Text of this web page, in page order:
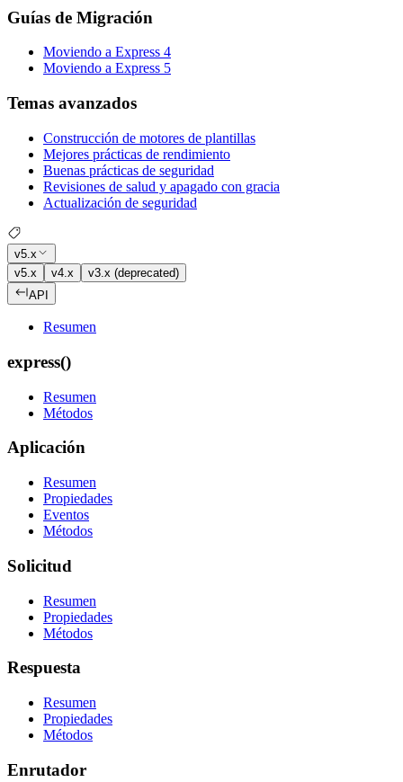
Guías de Migración
Moviendo a Express 4
Moviendo a Express 5
Temas avanzados
Construcción de motores de plantillas
Mejores prácticas de rendimiento
Buenas prácticas de seguridad
Revisiones de salud y apagado con gracia
Actualización de seguridad
v5.x
v5.x
v4.x
v3.x (deprecated)
API
Resumen
express()
Resumen
Métodos
Aplicación
Resumen
Propiedades
Eventos
Métodos
Solicitud
Resumen
Propiedades
Métodos
Respuesta
Resumen
Propiedades
Métodos
Enrutador